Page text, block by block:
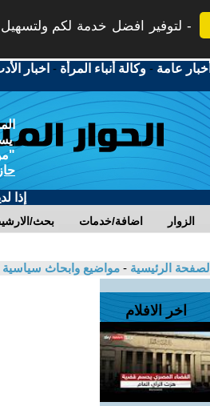
لتوفير افضل خدمة لكم
أخبار عامة -وكالة أنباء المرأة - اخبار
إذا
بحث/ اضافة/خدمات الزوار
الصفحة الرئيسية - مواضيع وابحاث سياسية
اخر الافلام